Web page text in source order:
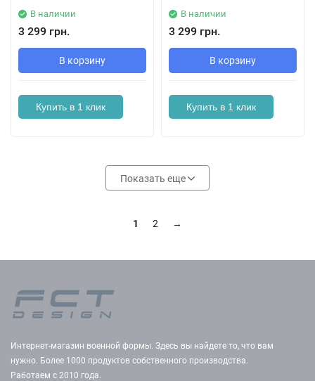
В наличии
3 299 грн.
В корзину
Купить в 1 клик
В наличии
3 299 грн.
В корзину
Купить в 1 клик
Показать еще
1 2 →
Интернет-магазин военной формы. Здесь вы найдете то, что вам
нужно. Более 1000 продуктов собственного производства.
Работаем с 2010 года.